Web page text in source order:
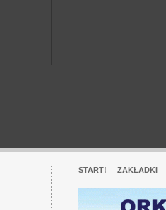
START! ZAKŁADKI